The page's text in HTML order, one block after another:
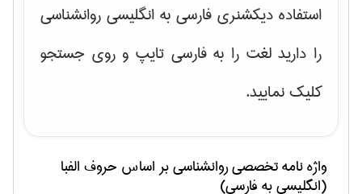
استفاده دیکشنری فارسی به انگلیسی روانشناسی
را دارید لغت را به فارسی تایپ و روی جستجو
کلیک نمایید.
واژه نامه تخصصیروانشناسیبر اساس حروف الفبا
(انگلیسی به فارسی)